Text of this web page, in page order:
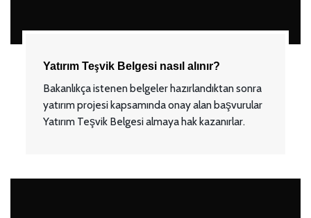
Yatırım Teşvik Belgesi nasıl alınır?
Bakanlıkça istenen belgeler hazırlandıktan sonra
yatırım projesi kapsamında onay alan başvurular
Yatırım Teşvik Belgesi almaya hak kazanırlar.